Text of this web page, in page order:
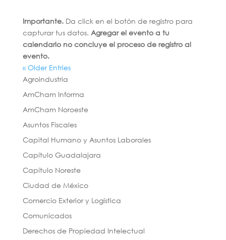
Importante.Da click en el botón de registro para
capturar tus datos. Agregar el evento a tu
calendario no concluye el proceso de registro al
evento.
« Older Entries
Agroindustria
AmCham Informa
AmCham Noroeste
Asuntos Fiscales
Capital Humano y Asuntos Laborales
Capítulo Guadalajara
Capítulo Noreste
Ciudad de México
Comercio Exterior y Logística
Comunicados
Derechos de Propiedad Intelectual